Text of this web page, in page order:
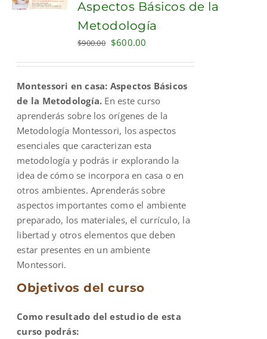
Aspectos Básicos de la
Metodología
$900.00 Original
$900.00.
$600.00
$600.00.
Montessori en casa: Aspectos Básicos
de la Metodología. En este curso
aprenderás sobre los orígenes de la
Metodología Montessori, los aspectos
esenciales que caracterizan esta
metodología y podrás ir explorando la
idea de cómo se incorpora en casa o en
otros ambientes. Aprenderás sobre
aspectos importantes como el ambiente
preparado, los materiales, el currículo, la
libertad y otros elementos que deben
estar presentes en un ambiente
Montessori.
Objetivos del curso
Como resultado del estudio de esta
curso podrás: